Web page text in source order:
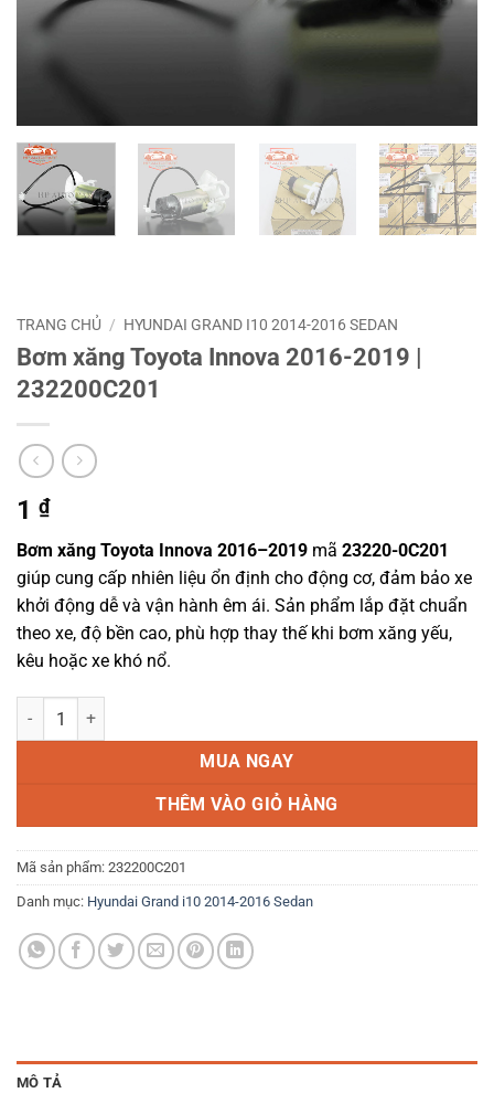
TRANG CHỦ / HYUNDAI GRAND I10 2014-2016 SEDAN
Bơm xăng Toyota Innova 2016-2019 |
232200C201
1 ₫
Bơm xăng Toyota Innova 2016–2019 mã 23220-0C201
giúp cung cấp nhiên liệu ổn định cho động cơ, đảm bảo xe
khởi động dễ và vận hành êm ái. Sản phẩm lắp đặt chuẩn
theo xe, độ bền cao, phù hợp thay thế khi bơm xăng yếu,
kêu hoặc xe khó nổ.
Bơm xăng Toyota Innova 2016-2019 | 232200C201 số lượng
MUA NGAY
THÊM VÀO GIỎ HÀNG
Mã sản phẩm: 232200C201
Danh mục: Hyundai Grand i10 2014-2016 Sedan
MÔ TẢ